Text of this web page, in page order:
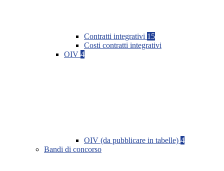
Contratti integrativi 15
Costi contratti integrativi
OIV 4
OIV (da pubblicare in tabelle) 4
Bandi di concorso